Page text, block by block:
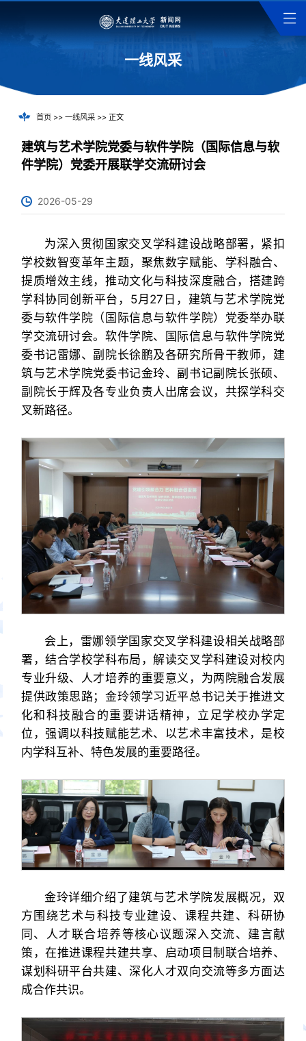
一线风采
首页>> 一线风采>> 正文
建筑与艺术学院党委与软件学院（国际信息与软
件学院）党委开展联学交流研讨会
2026-05-29
为深入贯彻国家交叉学科建设战略部署，紧扣
学校数智变革年主题，聚焦数字赋能、学科融合、
提质增效主线，推动文化与科技深度融合，搭建跨
学科协同创新平台，5月27日，建筑与艺术学院党
委与软件学院（国际信息与软件学院）党委举办联
学交流研讨会。软件学院、国际信息与软件学院党
委书记雷娜、副院长徐鹏及各研究所骨干教师，建
筑与艺术学院党委书记金玲、副书记副院长张硕、
副院长于辉及各专业负责人出席会议，共探学科交
叉新路径。
会上，雷娜领学国家交叉学科建设相关战略部
署，结合学校学科布局，解读交叉学科建设对校内
专业升级、人才培养的重要意义，为两院融合发展
提供政策思路；金玲领学习近平总书记关于推进文
化和科技融合的重要讲话精神，立足学校办学定
位，强调以科技赋能艺术、以艺术丰富技术，是校
内学科互补、特色发展的重要路径。
金玲详细介绍了建筑与艺术学院发展概况，双
方围绕艺术与科技专业建设、课程共建、科研协
同、人才联合培养等核心议题深入交流、建言献
策，在推进课程共建共享、启动项目制联合培养、
谋划科研平台共建、深化人才双向交流等多方面达
成合作共识。